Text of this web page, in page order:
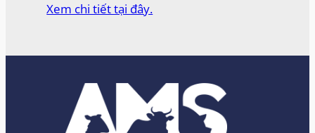
Xem chi tiết tại đây.